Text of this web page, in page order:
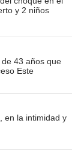
y 2 niños
43 años que
Este
en la intimidad y